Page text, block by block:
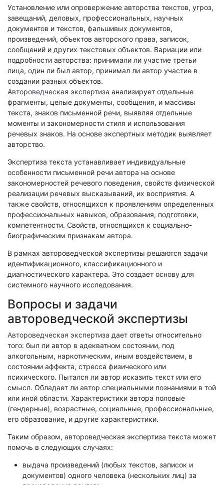
Электротехническая экспертиза
Фоноскопическая экспертиза
Экспертиза видео- и звукозаписей
Лингвистическая экспертиза
Автороведческая экспертиза
Психологическая экспертиза
Компьютерно-техническая экспертиза
Экспертиза игрового оборудования
Пожарно-техническая экспертиза
Физико-химическая экспертиза
Экспертиза изделий из металлов
Юридико-лингвистическая экспертиза
Юридическая экспертиза
Комплексная экспертиза
Геммологическая экспертиза (ювелирная)
Заключение эксперта на иностранном языке
Приемка квартиры
Экологическая экспертиза
Техническая экспертиза документов
Строительно-техническая экспертиза
Почерковедческая экспертиза
Пожарно-техническая экспертиза
Юридико-лингвистическая экспертиза
Лингвистическая экспертиза
Компьютерно-техническая экспертиза
Геммологическая экспертиза (ювелирная)
Экспертиза видео- и звукозаписей
Автороведческая экспертиза
Товароведческая экспертиза
Экспериза игрового оборудования
Экспертиза по технике безопасности
Физико-химическая экспертиза
Электротехническая экспертиза
Установление или опровержение авторства текстов, угроз,
завещаний, деловых, профессиональных, научных
документов и текстов, фальшивых документов,
произведений, объектов авторского права, записок,
сообщений и других текстовых объектов. Вариации или
подробности авторства: принимали ли участие третьи
лица, один ли был автор, принимал ли автор участие в
создании разных объектов.
Автороведческая экспертиза анализирует отдельные
фрагменты, целые документы, сообщения, и массивы
текста, знаков письменной речи, выявляя отдельные
моменты и закономерности стиля и использования
речевых знаков. На основе экспертных методик выявляет
авторство.
Экспертиза текста устанавливает индивидуальные
особенности письменной речи автора на основе
закономерностей речевого поведения, свойств физической
реализации речевых высказываний, их восприятия. А
также свойств, относящихся к проявлениям определенных
профессиональных навыков, образования, подготовки,
компетентности. Свойств, относящихся к социально-
биографическим признакам автора.
В рамках автороведческой экспертизы решаются задачи
идентификационного, классификационного и
диагностического характера. Это создает основу для
системного научного исследования.
Вопросы и задачи
автороведческой экспертизы
Автороведческая экспертиза дает ответы относительно
того: был ли автор в адекватном состоянии, под
алкогольным, наркотическим, иным воздействием, в
состоянии аффекта, стресса физического или
психического. Пытался ли автор исказить текст или его
смысл. Обладает ли автор специальными познаниями в той
или иной области. Характеристики автора половые
(гендерные), возрастные, социальные, профессиональные,
его образование, и другие характеристики.
Таким образом, автороведческая экспертиза текста может
помочь в следующих случаях:
выдача произведений (любых текстов, записок и
документов) одного человека (нескольких лиц) за